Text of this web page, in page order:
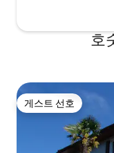
호
게스트 선호
게스트 선호